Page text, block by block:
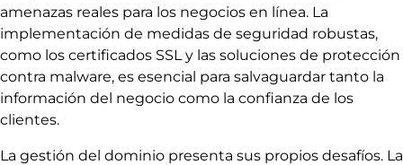
amenazas reales para los negocios en línea. La
implementación de medidas de seguridad robustas,
como los certificados SSL y las soluciones de protección
contra malware, es esencial para salvaguardar tanto la
información del negocio como la confianza de los
clientes.
La gestión del dominio presenta sus propios desafíos. La